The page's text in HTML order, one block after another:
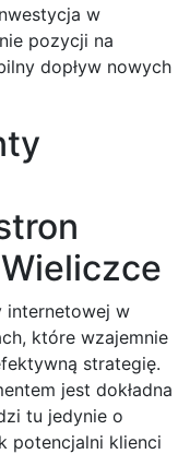
w
pozycji na
dopływ nowych
internetowej w
które wzajemnie
strategię.
jest dokładna
tu jedynie o
potencjalni klienci